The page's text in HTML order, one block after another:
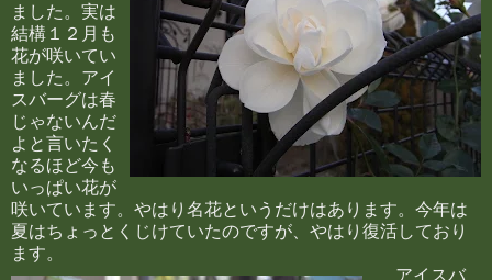
ました。実は
結構１２月も
花が咲いてい
ました。アイ
スバーグは春
じゃないんだ
よと言いたく
なるほど今も
いっぱい花が
咲いています。やはり名花というだけはあります。今年は
夏はちょっとくじけていたのですが、やはり復活しており
ます。
アイスバ